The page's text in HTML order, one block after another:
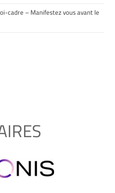
cadre – Manifestez vous avant le